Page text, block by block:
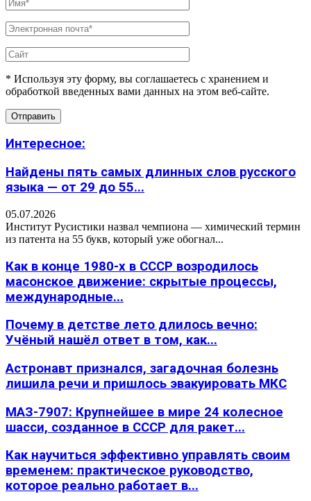
* Используя эту форму, вы соглашаетесь с хранением и
обработкой введенных вами данных на этом веб-сайте.
Интересное:
Найдены пять самых длинных слов русского
языка — от 29 до 55...
05.07.2026
Институт Русистики назвал чемпиона — химический термин
из патента на 55 букв, который уже обогнал...
Как в конце 1980-х в СССР возродилось
масонское движение: скрытые процессы,
международные...
Почему в детстве лето длилось вечно:
Учёный нашёл ответ в том, как...
Астронавт признался, загадочная болезнь
лишила речи и пришлось эвакуировать МКС
МАЗ-7907: Крупнейшее в мире 24 колесное
шасси, созданное в СССР для ракет...
Как научиться эффективно управлять своим
временем: практическое руководство,
которое реально работает в...